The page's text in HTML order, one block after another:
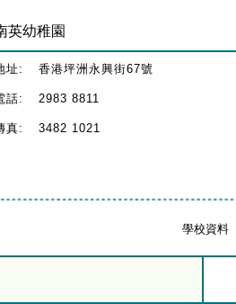
英幼稚園
址: 香港坪洲永興街67號
話: 2983 8811
真: 3482 1021
學校資料